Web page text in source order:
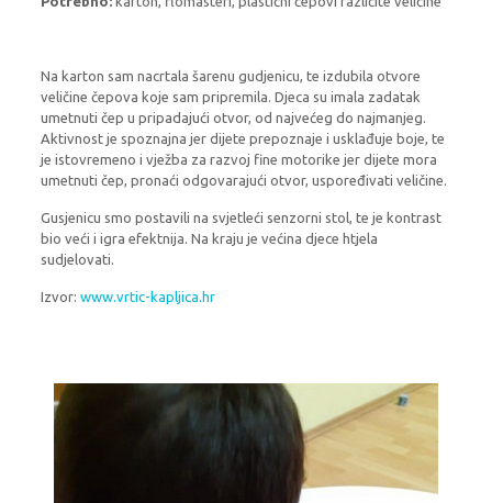
Na karton sam nacrtala šarenu gudjenicu, te izdubila otvore
veličine čepova koje sam pripremila. Djeca su imala zadatak
umetnuti čep u pripadajući otvor, od najvećeg do najmanjeg.
Aktivnost je spoznajna jer dijete prepoznaje i usklađuje boje, te
je istovremeno i vježba za razvoj fine motorike jer dijete mora
umetnuti čep, pronaći odgovarajući otvor, uspoređivati veličine.
Gusjenicu smo postavili na svjetleći senzorni stol, te je kontrast
bio veći i igra efektnija. Na kraju je većina djece htjela
sudjelovati.
Izvor: www.vrtic-kapljica.hr